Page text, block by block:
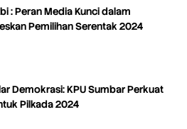
: Peran Media Kunci dalam
Pemilihan Serentak 2024
Demokrasi: KPU Sumbar Perkuat
Pilkada 2024